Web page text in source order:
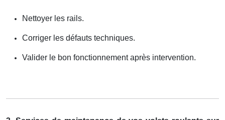
Nettoyer les rails.
Corriger les défauts techniques.
Valider le bon fonctionnement après intervention.